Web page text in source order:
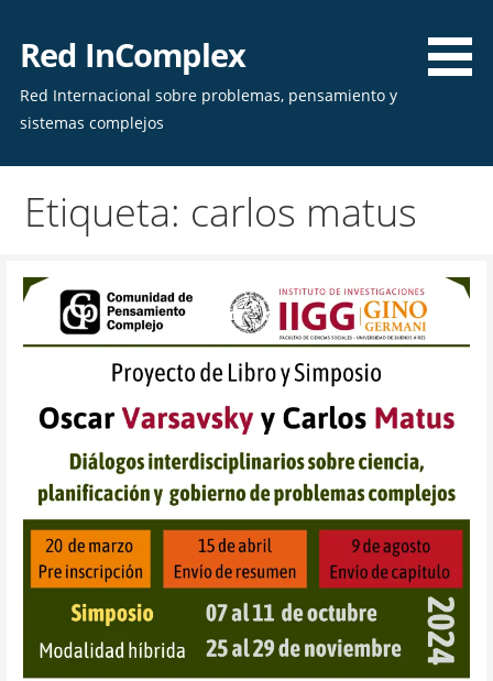
content
Red InComplex
Red Internacional sobre problemas, pensamiento y
sistemas complejos
Etiqueta: carlos matus